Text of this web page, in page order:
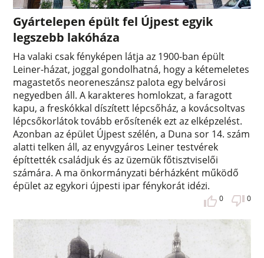
Gyártelepen épült fel Újpest egyik
legszebb lakóháza
Ha valaki csak fényképen látja az 1900-ban épült
Leiner-házat, joggal gondolhatná, hogy a kétemeletes
magastetős neoreneszánsz palota egy belvárosi
negyedben áll. A karakteres homlokzat, a faragott
kapu, a freskókkal díszített lépcsőház, a kovácsoltvas
lépcsőkorlátok tovább erősítenék ezt az elképzelést.
Azonban az épület Újpest szélén, a Duna sor 14. szám
alatti telken áll, az enyvgyáros Leiner testvérek
építtették családjuk és az üzemük főtisztviselői
számára. A ma önkormányzati bérházként működő
épület az egykori újpesti ipar fénykorát idézi.
0 0